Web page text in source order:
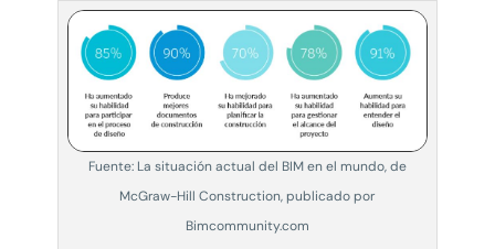
Fuente: La situación actual del BIM en el mundo, de
McGraw-Hill Construction, publicado por
Bimcommunity.com